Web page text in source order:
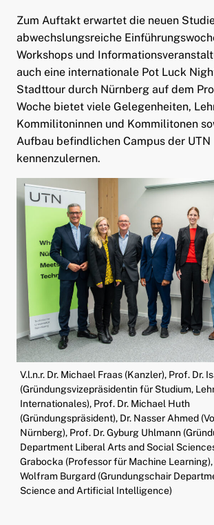
Zum Auftakt erwartet die neuen
abwechslungsreiche
Workshops und
auch eine internationale Pot Luck
Stadttour durch Nürnberg auf dem
Woche bietet viele Gelegenheiten,
Kommilitoninnen und Kommilitonen
Aufbau befindlichen Campus der UTN
kennenzulernen.
V.l.n.r. Dr. Michael Fraas (Kanzler), Prof. Dr.
(Gründungsvizepräsidentin für Studium,
Internationales), Prof. Dr. Michael Huth
(Gründungspräsident), Dr. Nasser Ahmed
Nürnberg), Prof. Dr. Gyburg Uhlmann
Department Liberal Arts and Social
Grabocka (Professor für Machine Learning),
Wolfram Burgard (Grundungschair
Science and Artificial Intelligence)